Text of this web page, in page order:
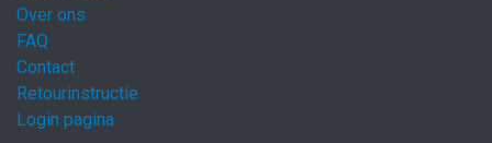
Over ons
FAQ
Contact
Retourinstructie
Login pagina